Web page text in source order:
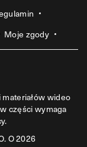
Moje zgody
wideo
części wymaga
O 2026